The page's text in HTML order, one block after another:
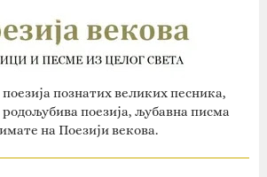
познатих великих песника,
поезија, љубавна писма
на Поезији векова.